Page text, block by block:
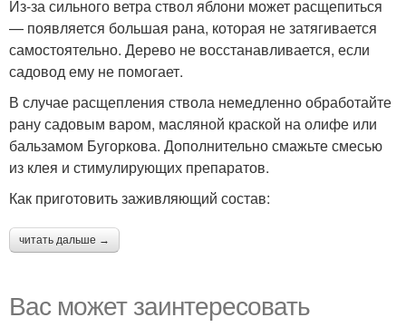
Из-за сильного ветра ствол яблони может расщепиться
— появляется большая рана, которая не затягивается
самостоятельно. Дерево не восстанавливается, если
садовод ему не помогает.
В случае расщепления ствола немедленно обработайте
рану садовым варом, масляной краской на олифе или
бальзамом Бугоркова. Дополнительно смажьте смесью
из клея и стимулирующих препаратов.
Как приготовить заживляющий состав:
читать дальше →
Вас может заинтересовать